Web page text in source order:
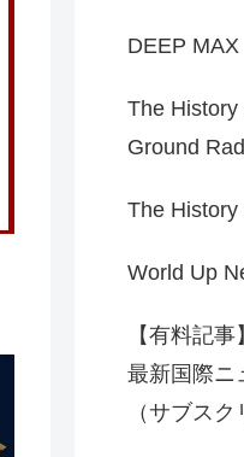
DEEP MAX
The History
Ground
The History
World Up
【有料記
最新国際ニ
（サブスク